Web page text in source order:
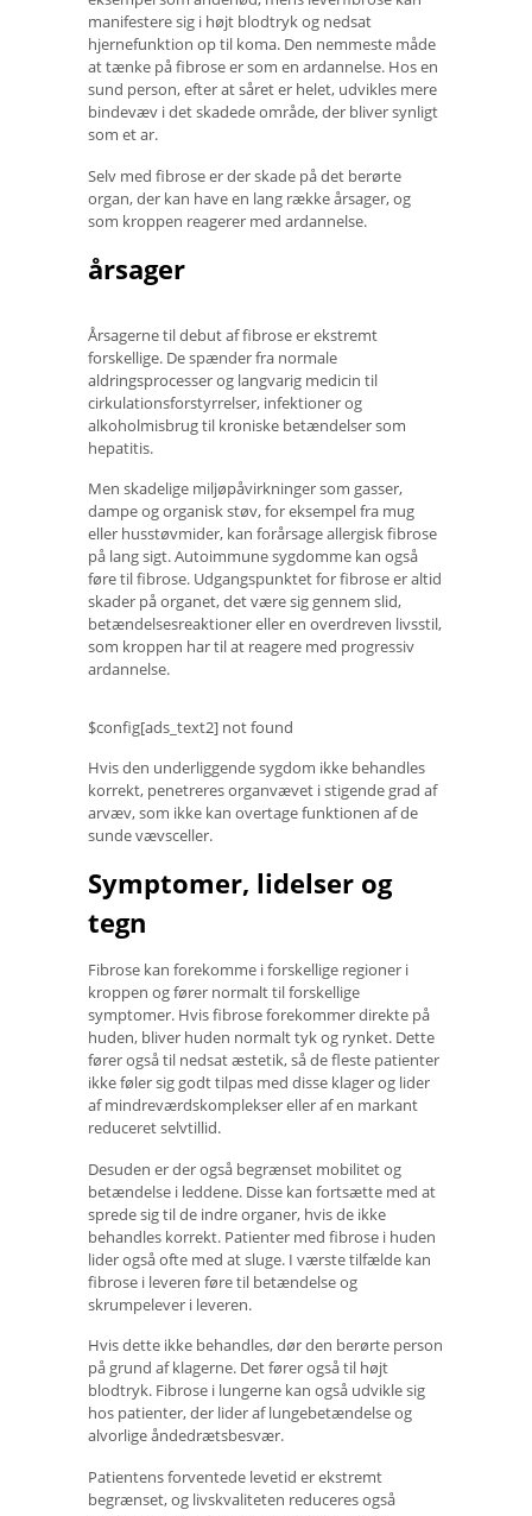
manifestere sig i højt blodtryk og nedsat
hjernefunktion op til koma. Den nemmeste måde
at tænke på fibrose er som en ardannelse. Hos en
sund person, efter at såret er helet, udvikles mere
bindevæv i det skadede område, der bliver synligt
som et ar.
Selv med fibrose er der skade på det berørte
organ, der kan have en lang række årsager, og
som kroppen reagerer med ardannelse.
årsager
Årsagerne til debut af fibrose er ekstremt
forskellige. De spænder fra normale
aldringsprocesser og langvarig medicin til
cirkulationsforstyrrelser, infektioner og
alkoholmisbrug til kroniske betændelser som
hepatitis.
Men skadelige miljøpåvirkninger som gasser,
dampe og organisk støv, for eksempel fra mug
eller husstøvmider, kan forårsage allergisk fibrose
på lang sigt. Autoimmune sygdomme kan også
føre til fibrose. Udgangspunktet for fibrose er altid
skader på organet, det være sig gennem slid,
betændelsesreaktioner eller en overdreven livsstil,
som kroppen har til at reagere med progressiv
ardannelse.
$config[ads_text2] not found
Hvis den underliggende sygdom ikke behandles
korrekt, penetreres organvævet i stigende grad af
arvæv, som ikke kan overtage funktionen af ​​de
sunde vævsceller.
Symptomer, lidelser og
tegn
Fibrose kan forekomme i forskellige regioner i
kroppen og fører normalt til forskellige
symptomer. Hvis fibrose forekommer direkte på
huden, bliver huden normalt tyk og rynket. Dette
fører også til nedsat æstetik, så de fleste patienter
ikke føler sig godt tilpas med disse klager og lider
af mindreværdskomplekser eller af en markant
reduceret selvtillid.
Desuden er der også begrænset mobilitet og
betændelse i leddene. Disse kan fortsætte med at
sprede sig til de indre organer, hvis de ikke
behandles korrekt. Patienter med fibrose i huden
lider også ofte med at sluge. I værste tilfælde kan
fibrose i leveren føre til betændelse og
skrumpelever i leveren.
Hvis dette ikke behandles, dør den berørte person
på grund af klagerne. Det fører også til højt
blodtryk. Fibrose i lungerne kan også udvikle sig
hos patienter, der lider af lungebetændelse og
alvorlige åndedrætsbesvær.
Patientens forventede levetid er ekstremt
begrænset, og livskvaliteten reduceres også